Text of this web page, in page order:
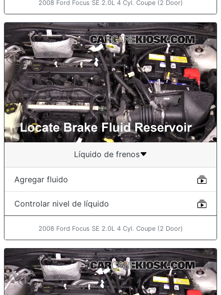
2008 Ford Focus SE 2.0L 4 Cyl. Coupe (2 Door)
Líquido de frenos
Agregar fluido
Controlar nivel de líquido
2008 Ford Focus SE 2.0L 4 Cyl. Coupe (2 Door)